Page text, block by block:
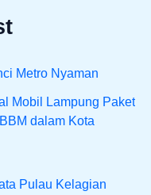
Metro Nyaman
Mobil Lampung Paket
dalam Kota
Pulau Kelagian